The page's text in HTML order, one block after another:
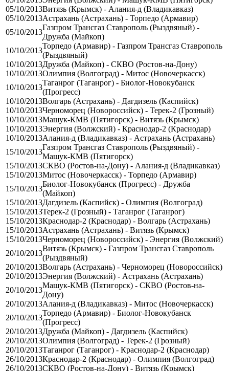
05/10/2013Витязь (Крымск) - Алания-д (Владикавказ)
05/10/2013Астрахань (Астрахань) - Торпедо (Армавир)
05/10/2013
Газпром Трансгаз Ставрополь (Рыздвяный) -
Дружба (Майкоп)
10/10/2013
Торпедо (Армавир) - Газпром Трансгаз Ставрополь
(Рыздвяный)
10/10/2013Дружба (Майкоп) - СКВО (Ростов-на-Дону)
10/10/2013Олимпия (Волгоград) - Митос (Новочеркасск)
10/10/2013
Таганрог (Таганрог) - Биолог-Новокубанск
(Прогресс)
10/10/2013Волгарь (Астрахань) - Дагдизель (Каспийск)
10/10/2013Черноморец (Новороссийск) - Терек-2 (Грозный)
10/10/2013Машук-КМВ (Пятигорск) - Витязь (Крымск)
10/10/2013Энергия (Волжский) - Краснодар-2 (Краснодар)
10/10/2013Алания-д (Владикавказ) - Астрахань (Астрахань)
15/10/2013
Газпром Трансгаз Ставрополь (Рыздвяный) -
Машук-КМВ (Пятигорск)
15/10/2013СКВО (Ростов-на-Дону) - Алания-д (Владикавказ)
15/10/2013Митос (Новочеркасск) - Торпедо (Армавир)
15/10/2013
Биолог-Новокубанск (Прогресс) - Дружба
(Майкоп)
15/10/2013Дагдизель (Каспийск) - Олимпия (Волгоград)
15/10/2013Терек-2 (Грозный) - Таганрог (Таганрог)
15/10/2013Краснодар-2 (Краснодар) - Волгарь (Астрахань)
15/10/2013Астрахань (Астрахань) - Витязь (Крымск)
15/10/2013Черноморец (Новороссийск) - Энергия (Волжский)
20/10/2013
Витязь (Крымск) - Газпром Трансгаз Ставрополь
(Рыздвяный)
20/10/2013Волгарь (Астрахань) - Черноморец (Новороссийск)
20/10/2013Энергия (Волжский) - Астрахань (Астрахань)
20/10/2013
Машук-КМВ (Пятигорск) - СКВО (Ростов-на-
Дону)
20/10/2013Алания-д (Владикавказ) - Митос (Новочеркасск)
20/10/2013
Торпедо (Армавир) - Биолог-Новокубанск
(Прогресс)
20/10/2013Дружба (Майкоп) - Дагдизель (Каспийск)
20/10/2013Олимпия (Волгоград) - Терек-2 (Грозный)
20/10/2013Таганрог (Таганрог) - Краснодар-2 (Краснодар)
26/10/2013Краснодар-2 (Краснодар) - Олимпия (Волгоград)
26/10/2013СКВО (Ростов-на-Дону) - Витязь (Крымск)